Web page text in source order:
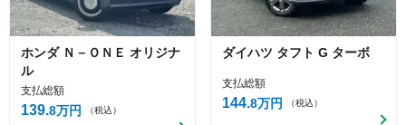
ホンダ Ｎ－ＯＮＥ オリジナ
ル
支払総額
139 8万円 （税込）
ダイハツ タフト G ターボ
支払総額
144 8万円 （税込）